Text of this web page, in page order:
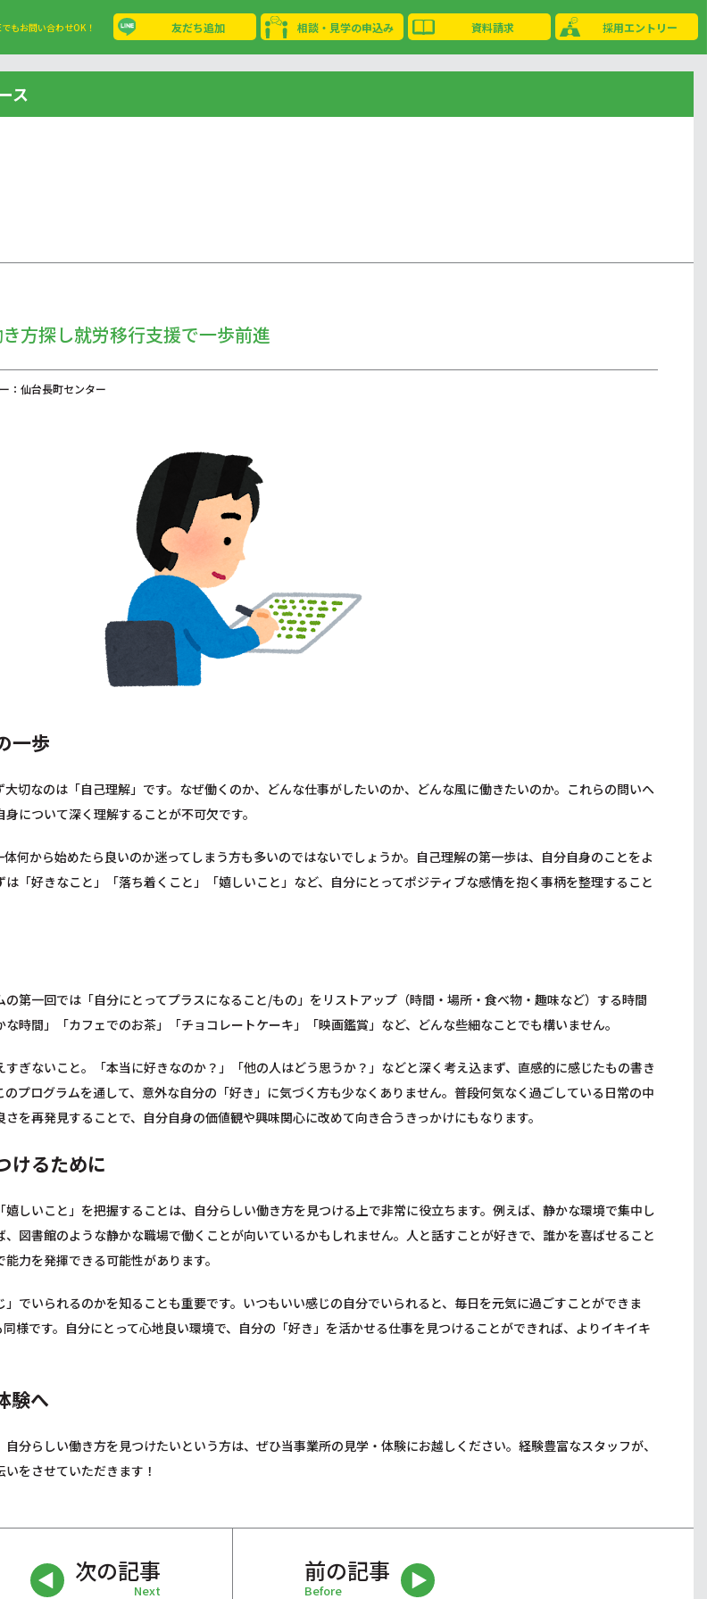
もお問い合わせOK！ 友だち追加 相談・見学の申込み 資料請求 採用エントリー
ス
方探し就労移行支援で一歩前進
：仙台長町センター
一歩
切なのは「自己理解」です。なぜ働くのか、どんな仕事がしたいのか、どんな風に働きたいのか。これらの問いへ
について深く理解することが不可欠です。
何から始めたら良いのか迷ってしまう方も多いのではないでしょうか。自己理解の第一歩は、自分自身のことをよ
「好きなこと」「落ち着くこと」「嬉しいこと」など、自分にとってポジティブな感情を抱く事柄を整理すること
第一回では「自分にとってプラスになること/もの」をリストアップ（時間・場所・食べ物・趣味など）する時間
時間」「カフェでのお茶」「チョコレートケーキ」「映画鑑賞」など、どんな些細なことでも構いません。
ぎないこと。「本当に好きなのか？」「他の人はどう思うか？」などと深く考え込まず、直感的に感じたもの書き
プログラムを通して、意外な自分の「好き」に気づく方も少なくありません。普段何気なく過ごしている日常の中
を再発見することで、自分自身の価値観や興味関心に改めて向き合うきっかけにもなります。
けるために
嬉しいこと」を把握することは、自分らしい働き方を見つける上で非常に役立ちます。例えば、静かな環境で集中し
図書館のような静かな職場で働くことが向いているかもしれません。人と話すことが好きで、誰かを喜ばせること
力を発揮できる可能性があります。
でいられるのかを知ることも重要です。いつもいい感じの自分でいられると、毎日を元気に過ごすことができま
様です。自分にとって心地良い環境で、自分の「好き」を活かせる仕事を見つけることができれば、よりイキイキ
験へ
分らしい働き方を見つけたいという方は、ぜひ当事業所の見学・体験にお越しください。経験豊富なスタッフが、
をさせていただきます！
次の記事
Next
前の記事
Before